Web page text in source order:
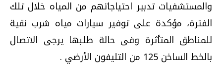
والمستشفيات تدبير احتياجاتهم من المياه خلال تلك
الفترة، مؤكدة على توفير سيارات مياه شرب نقية
للمناطق المتأثرة وفى حالة طلبها يرجى الاتصال
بالخط الساخن 125 من التليفون الأرضي .